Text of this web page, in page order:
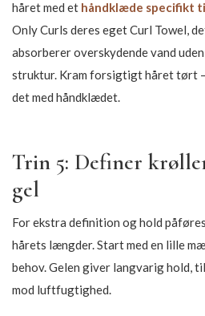
håret med et håndklæde specifikt
Only Curls deres eget Curl Towel,
absorberer overskydende vand
struktur. Kram forsigtigt håret tørt
det med håndklædet.
Trin 5: Definer
gel
For ekstra definition og hold påføres
hårets længder. Start med en lille
behov. Gelen giver langvarig hold,
mod luftfugtighed.